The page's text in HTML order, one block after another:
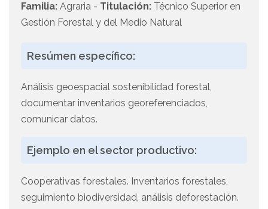
Familia: Agraria - Titulación: Técnico Superior en
Gestión Forestal y del Medio Natural
Resúmen específico:
Análisis geoespacial sostenibilidad forestal,
documentar inventarios georeferenciados,
comunicar datos.
Ejemplo en el sector productivo:
Cooperativas forestales. Inventarios forestales,
seguimiento biodiversidad, análisis deforestación.